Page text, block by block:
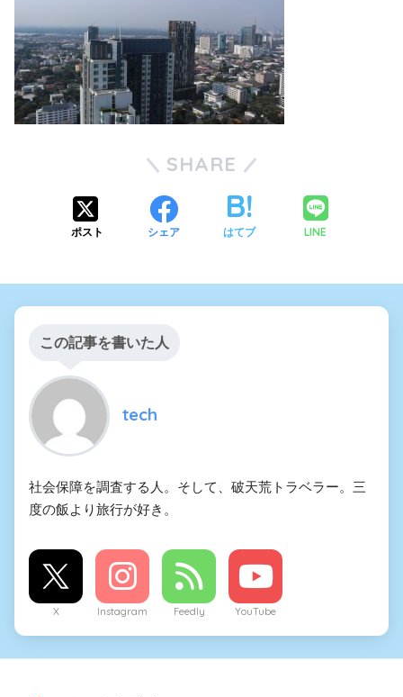
SHARE
ポスト シェア はてブ LINE
この記事を書いた人
tech
社会保障を調査する人。そして、破天荒トラベラー。三
度の飯より旅行が好き。
X Instagram Feedly YouTube